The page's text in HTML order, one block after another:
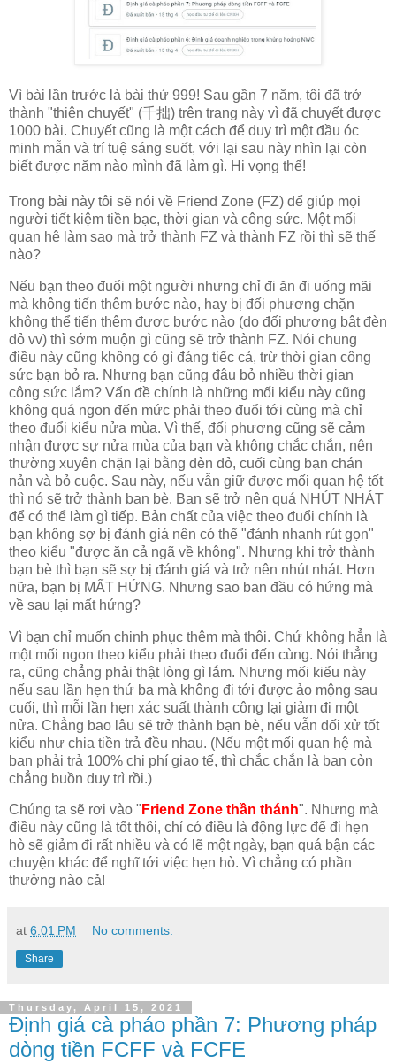
Vì bài lần trước là bài thứ 999! Sau gần 7 năm, tôi đã trở
thành "thiên chuyết" (千拙) trên trang này vì đã chuyết được
1000 bài. Chuyết cũng là một cách để duy trì một đầu óc
minh mẫn và trí tuệ sáng suốt, với lại sau này nhìn lại còn
biết được năm nào mình đã làm gì. Hi vọng thế!
Trong bài này tôi sẽ nói về Friend Zone (FZ) để giúp mọi
người tiết kiệm tiền bạc, thời gian và công sức. Một mối
quan hệ làm sao mà trở thành FZ và thành FZ rồi thì sẽ thế
nào?
Nếu bạn theo đuổi một người nhưng chỉ đi ăn đi uống mãi
mà không tiến thêm bước nào, hay bị đối phương chặn
không thể tiến thêm được bước nào (do đối phương bật đèn
đỏ vv) thì sớm muộn gì cũng sẽ trở thành FZ. Nói chung
điều này cũng không có gì đáng tiếc cả, trừ thời gian công
sức bạn bỏ ra. Nhưng bạn cũng đâu bỏ nhiều thời gian
công sức lắm? Vấn đề chính là những mối kiểu này cũng
không quá ngon đến mức phải theo đuổi tới cùng mà chỉ
theo đuổi kiểu nửa mùa. Vì thế, đối phương cũng sẽ cảm
nhận được sự nửa mùa của bạn và không chắc chắn, nên
thường xuyên chặn lại bằng đèn đỏ, cuối cùng bạn chán
nản và bỏ cuộc. Sau này, nếu vẫn giữ được mối quan hệ tốt
thì nó sẽ trở thành bạn bè. Bạn sẽ trở nên quá NHÚT NHÁT
để có thể làm gì tiếp. Bản chất của việc theo đuổi chính là
bạn không sợ bị đánh giá nên có thể "đánh nhanh rút gọn"
theo kiểu "được ăn cả ngã về không". Nhưng khi trở thành
bạn bè thì bạn sẽ sợ bị đánh giá và trở nên nhút nhát. Hơn
nữa, bạn bị MẤT HỨNG. Nhưng sao ban đầu có hứng mà
về sau lại mất hứng?
Vì bạn chỉ muốn chinh phục thêm mà thôi. Chứ không hẳn là
một mối ngon theo kiểu phải theo đuổi đến cùng. Nói thẳng
ra, cũng chẳng phải thật lòng gì lắm. Nhưng mối kiểu này
nếu sau lần hẹn thứ ba mà không đi tới được ảo mộng sau
cuối, thì mỗi lần hẹn xác suất thành công lại giảm đi một
nửa. Chẳng bao lâu sẽ trở thành bạn bè, nếu vẫn đối xử tốt
kiểu như chia tiền trả đều nhau. (Nếu một mối quan hệ mà
bạn phải trả 100% chi phí giao tế, thì chắc chắn là bạn còn
chẳng buồn duy trì rồi.)
Chúng ta sẽ rơi vào " Friend Zone thần thánh". Nhưng mà
điều này cũng là tốt thôi, chỉ có điều là động lực để đi hẹn
hò sẽ giảm đi rất nhiều và có lẽ một ngày, bạn quá bận các
chuyện khác để nghĩ tới việc hẹn hò. Vì chẳng có phần
thưởng nào cả!
at 6:01 PM No comments:
Share
Thursday, April 15, 2021
Định giá cà pháo phần 7: Phương pháp
dòng tiền FCFF và FCFE